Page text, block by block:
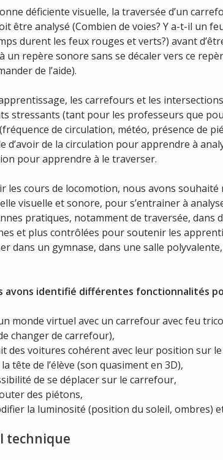
déficiente visuelle, la traversée d’un
être analysé (Combien de voies? Y a-t-il un
durent les feux rouges et verts?) avant
un repère sonore sans se décaler vers ce
de l’aide).
les carrefours et les
stressants (tant pour les professeurs que
de circulation, météo, présence de
d’avoir de la circulation pour apprendre à
pour apprendre à le traverser.
les cours de locomotion, nous avons souhaité
visuelle et sonore, pour s’entrainer à
pratiques, notamment de traversée, dans
et plus contrôlées pour soutenir les
dans un gymnase, dans une salle
avons identifié différentes fonctionnalités
monde virtuel avec un carrefour avec feu
changer de carrefour),
des voitures cohérent avec leur position sur
tête de l’élève (son quasiment en 3D),
de se déplacer sur le carrefour,
des piétons,
la luminosité (position du soleil, ombres)
technique